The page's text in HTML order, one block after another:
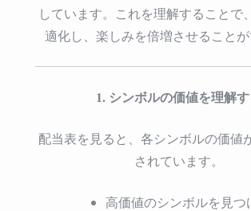
しています。これを理解することで
適化し、楽しみを倍増させることが
1. シンボルの価値を理解
配当表を見ると、各シンボルの価値
されています。
高価値のシンボルを見つ